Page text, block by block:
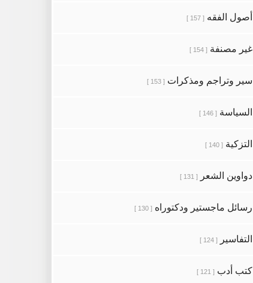
أصول الفقه [ 157 ]
غير مصنفة [ 154 ]
سير وتراجم ومذكرات [ 153 ]
السياسة [ 146 ]
التزكية [ 140 ]
دواوين الشعر [ 131 ]
رسائل ماجستير ودكتوراه [ 130 ]
التفاسير [ 124 ]
كتب أدب [ 121 ]